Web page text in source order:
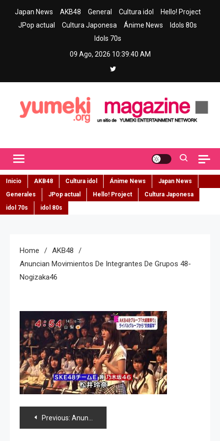
Japan News AKB48 General Cultura idol
Hello! Project
JPop actual
Cultura Japonesa Ánime News
Idols 80s
Idols 70s
09 Ago, 2026 10:39:41 AM
Inicio AKB48 Cultura idol Ánime News
Japan News
Generales
JPop actual Hello! Project
Cultura Japonesa
idol 70s
idol 80s
Home
AKB48
Anuncian Movimientos De Integrantes De Grupos 48-
Nogizaka46
Navegación
Previous: Anuncian movimientos de integrantes de Grupos 48-Nogizaka46